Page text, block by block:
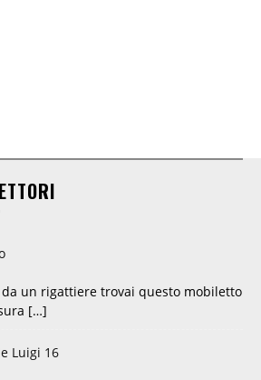
un rigattiere trovai questo mobiletto
[…]
Luigi 16